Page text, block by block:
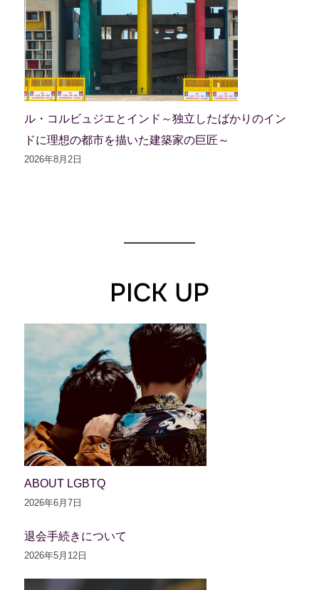
ル・コルビュジエとインド～独立したばかりのイン
ドに理想の都市を描いた建築家の巨匠～
2026年8月2日
PICK UP
ABOUT LGBTQ
2026年6月7日
退会手続きについて
2026年5月12日